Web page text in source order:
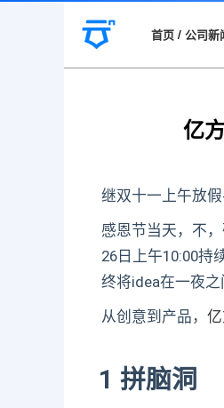
首页 / 公司新
亿
继双十一上午放
感恩节当天，不
26日上午10:00持
终将idea在一夜之
从创意到产品，
1 拼脑洞